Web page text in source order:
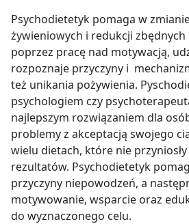
Psychodietetyk pomaga w
żywieniowych i redukcji
poprzez pracę nad motywacją,
rozpoznaje przyczyny i
też unikania pożywienia.
psychologiem czy
najlepszym rozwiązaniem dla
problemy z akceptacją swojego
wielu dietach, które nie przyniosły
rezultatów. Psychodietetyk
przyczyny niepowodzeń, a
motywowanie, wsparcie oraz
do wyznaczonego celu.